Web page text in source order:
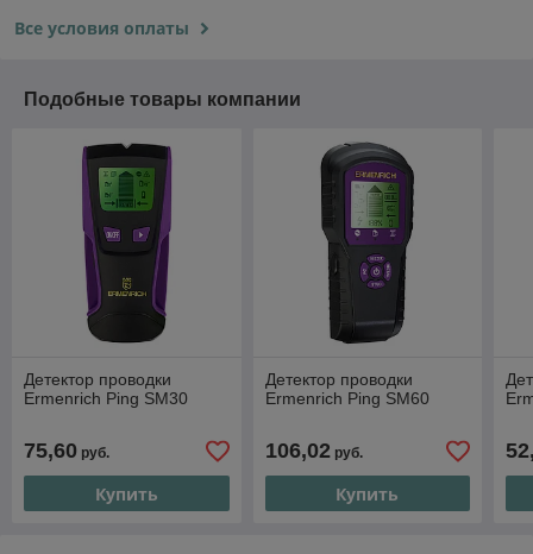
Все условия оплаты
Подобные товары компании
Детектор проводки
Ermenrich Ping SM30
75,60 руб.
Купить
Детектор проводки
Ermenrich Ping SM60
106,02руб.
Купить